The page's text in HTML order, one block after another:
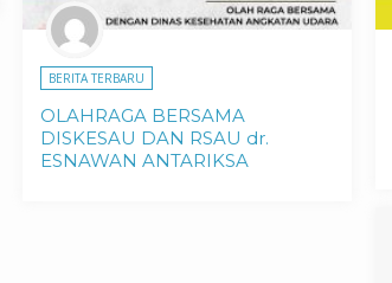
BERITA TERBARU
OLAHRAGA BERSAMA
DISKESAU DAN RSAU dr.
ESNAWAN ANTARIKSA